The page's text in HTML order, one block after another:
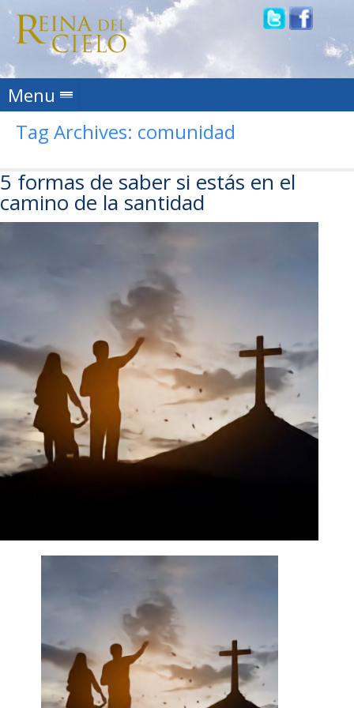
Menu Skip to content
Tag Archives: comunidad
5 formas de saber si estás en el
camino de la santidad